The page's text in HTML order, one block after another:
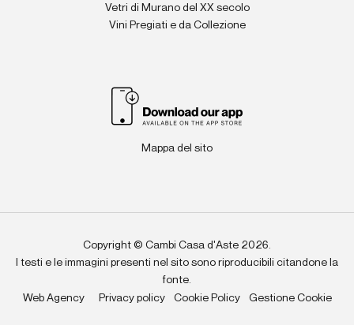
Vetri di Murano del XX secolo
Vini Pregiati e da Collezione
Mappa del sito
Copyright © Cambi Casa d'Aste 2026.
I testi e le immagini presenti nel sito sono riproducibili citandone la
fonte.
Web Agency
Privacy policy Cookie Policy Gestione Cookie